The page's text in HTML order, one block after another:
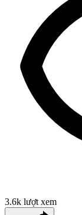
3.6k lượt xem